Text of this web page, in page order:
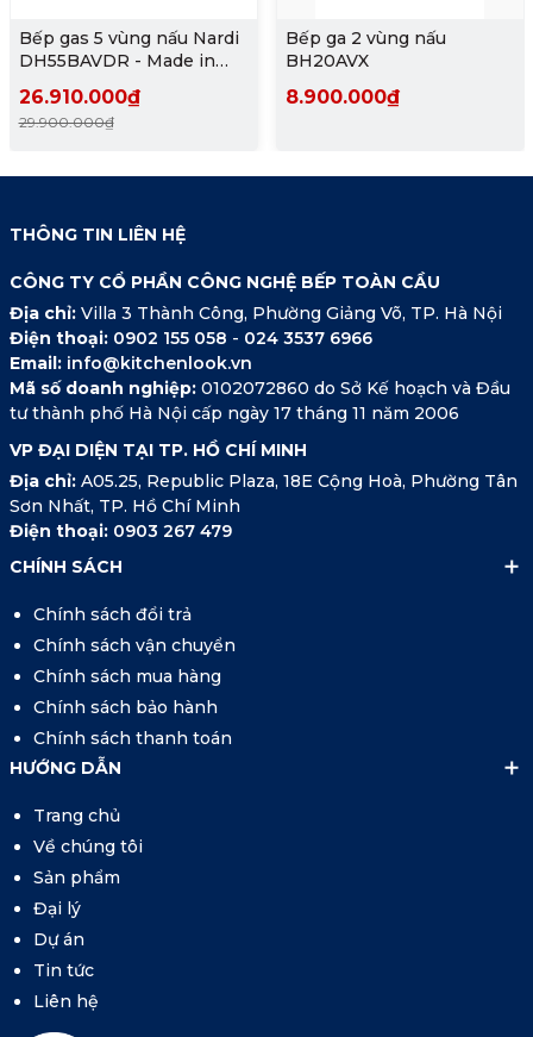
Bếp gas 5 vùng nấu Nardi
DH55BAVDR - Made in
hãng
26.910.000₫
29.900.000₫
Bếp ga 2 vùng nấu
BH20AVX
8.900.000₫
THÔNG TIN LIÊN HỆ
CÔNG TY CỔ PHẦN CÔNG NGHỆ BẾP TOÀN CẦU
Địa chỉ: Villa 3 Thành Công, Phường Giảng Võ, TP. Hà Nội
Điện thoại: 0902 155 058 - 024 3537 6966
Email: info@kitchenlook.vn
Mã số doanh nghiệp:0102072860 do Sở Kế hoạch và Đầu
tư thành phố Hà Nội cấp ngày 17 tháng 11 năm 2006
VP ĐẠI DIỆN TẠI TP. HỒ CHÍ MINH
Địa chỉ: A05.25, Republic Plaza, 18E Cộng Hoà, Phường Tân
Sơn Nhất, TP. Hồ Chí Minh
Điện thoại: 0903 267 479
CHÍNH SÁCH
Chính sách đổi trả
Chính sách vận chuyển
Chính sách mua hàng
Chính sách bảo hành
Chính sách thanh toán
HƯỚNG DẪN
Trang chủ
Về chúng tôi
Sản phẩm
Đại lý
Dự án
Tin tức
Liên hệ